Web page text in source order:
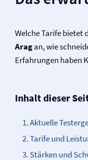
Welche Tarife bietet
Aragan, wie
Erfahrungen haben
Inhalt dieser
Aktuelle
Tarife und
Stärken und